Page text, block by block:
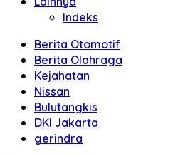
Indeks
Berita Otomotif
Berita Olahraga
Kejahatan
Nissan
Bulutangkis
DKI Jakarta
gerindra